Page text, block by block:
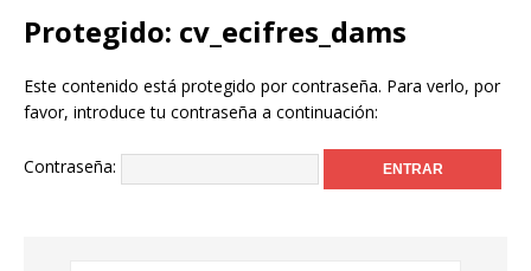
Protegido: cv_ecifres_dams
Este contenido está protegido por contraseña. Para verlo, por
favor, introduce tu contraseña a continuación:
Contraseña: